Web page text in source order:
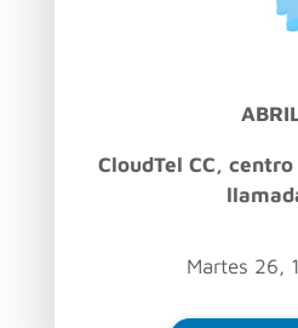
CloudTel CC,
Martes 26,